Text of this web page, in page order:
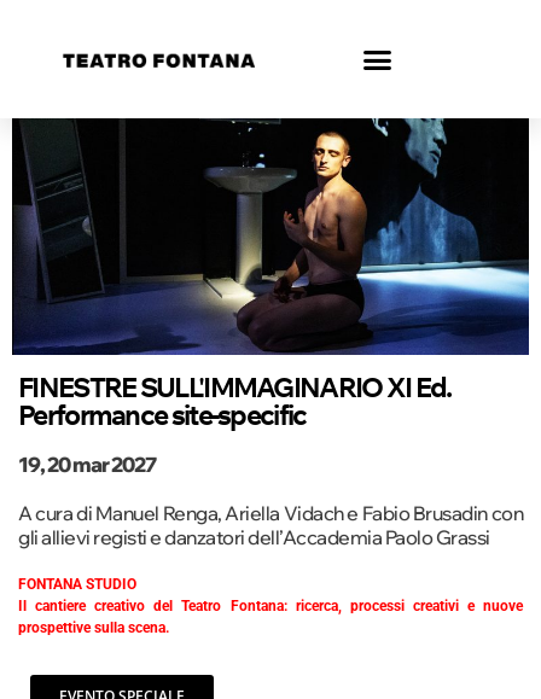
FINESTRE SULL'IMMAGINARIO XI Ed.
Performance site-specific
19, 20 mar 2027
A cura di Manuel Renga, Ariella Vidach e Fabio Brusadin con
gli allievi registi e danzatori dell’Accademia Paolo Grassi
FONTANA STUDIO
Il cantiere creativo del Teatro Fontana: ricerca, processi creativi e nuove
prospettive sulla scena.